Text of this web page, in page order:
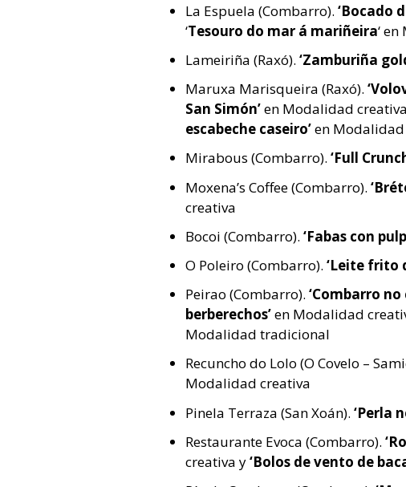
La Espuela (Combarro). ‘Bocado
‘Tesouro do mar á mariñeira‘
Lameiriña (Raxó). ‘Zamburiña
Maruxa Marisqueira (Raxó).
San Simón’en Modalidad
escabeche caseiro’en
Mirabous (Combarro). ‘Full
Moxena’s Coffee (Combarro).
creativa
Bocoi (Combarro). ‘Fabas con
O Poleiro (Combarro). ‘Leite frito
Peirao (Combarro). ‘Combarro
berberechos’en Modalidad
Modalidad tradicional
Recuncho do Lolo (O Covelo –
Modalidad creativa
Pinela Terraza (San Xoán). ‘Perla
Restaurante Evoca (Combarro).
creativa y‘Bolos de vento de